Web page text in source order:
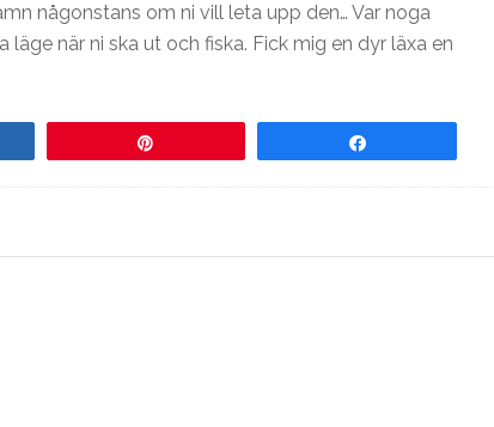
någonstans om ni vill leta upp den… Var noga
när ni ska ut och fiska. Fick mig en dyr läxa en